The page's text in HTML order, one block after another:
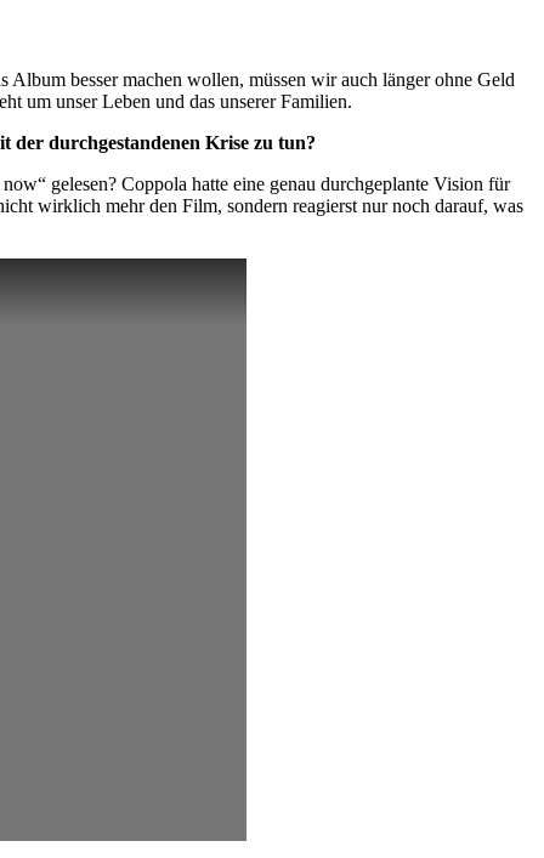
besser machen wollen, müssen wir auch länger ohne Geld
um unser Leben und das unserer Familien.
der durchgestandenen Krise zu tun?
gelesen? Coppola hatte eine genau durchgeplante Vision für
wirklich mehr den Film, sondern reagierst nur noch darauf, was